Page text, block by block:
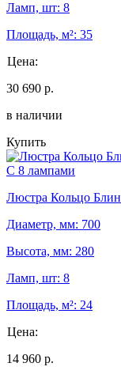
Ламп, шт: 8
Площадь, м²: 35
Цена:
30 690 р.
в наличии
Купить
С 8 лампами
Люстра Кольцо Блин
Диаметр, мм: 700
Высота, мм: 280
Ламп, шт: 8
Площадь, м²: 24
Цена:
14 960 р.